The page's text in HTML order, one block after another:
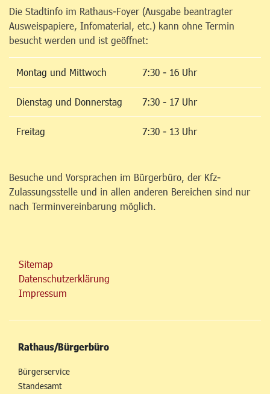
Die Stadtinfo im Rathaus-Foyer (Ausgabe beantragter
Ausweispapiere, Infomaterial, etc.) kann ohne Termin
besucht werden und ist geöffnet:
Montag und Mittwoch 7:30 - 16 Uhr
Dienstag und Donnerstag 7:30 - 17 Uhr
Freitag 7:30 - 13 Uhr
Besuche und Vorsprachen im Bürgerbüro, der Kfz-
Zulassungsstelle und in allen anderen Bereichen sind nur
nach Terminvereinbarung möglich.
Sitemap
Datenschutzerklärung
Impressum
Rathaus/Bürgerbüro
Bürgerservice
Standesamt